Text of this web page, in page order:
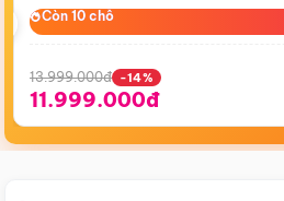
Còn 10 chỗ
Còn 10 chỗ
13.999.000đ -14%
11.999.000đ